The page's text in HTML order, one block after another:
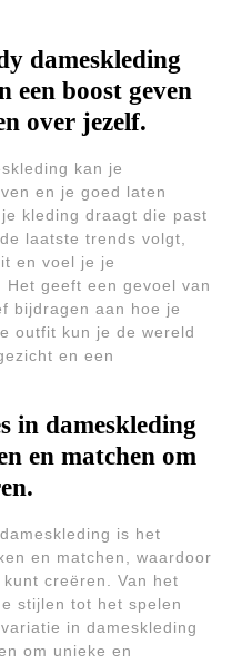
dameskleding
een boost geven
over jezelf.
kan je
en je goed laten
kleding draagt die past
laatste trends volgt,
en voel je je
geeft een gevoel van
bijdragen aan hoe je
outfit kun je de wereld
en een
in dameskleding
en matchen om
is het
en matchen, waardoor
creëren. Van het
stijlen tot het spelen
in dameskleding
om unieke en